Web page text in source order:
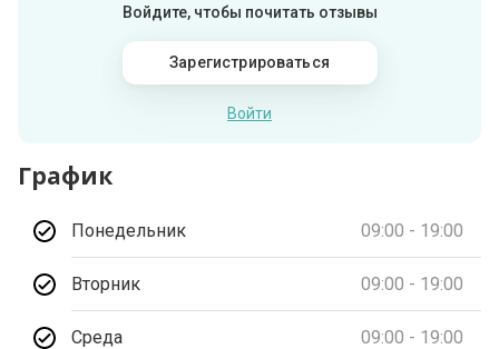
Войдите, чтобы почитать отзывы
Зарегистрироваться
Войти
График
Понедельник 09:00 - 19:00
Вторник 09:00 - 19:00
Среда 09:00 - 19:00